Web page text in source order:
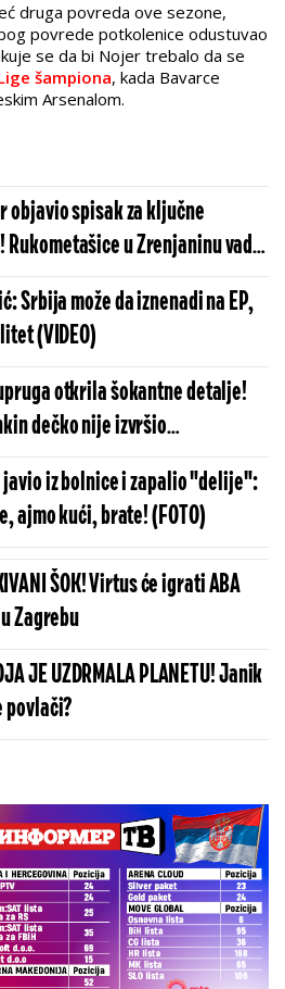
druga povreda ove sezone,
povrede potkolenice odustuvao
se da bi Nojer trebalo da se
šampiona, kada Bavarce
Arsenalom.
objavio spisak za ključne
Rukometašice u Zrenjaninu vade
prvenstvo!
Srbija može da iznenadi na EP,
(VIDEO)
otkrila šokantne detalje!
dečko nije izvršio
javio iz bolnice i zapalio "delije":
ajmo kući, brate! (FOTO)
ŠOK! Virtus će igrati ABA
Zagrebu
JE UZDRMALA PLANETU! Janik
povlači?